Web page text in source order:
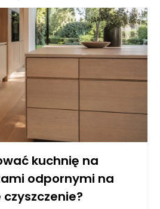
kuchnię na
odpornymi na